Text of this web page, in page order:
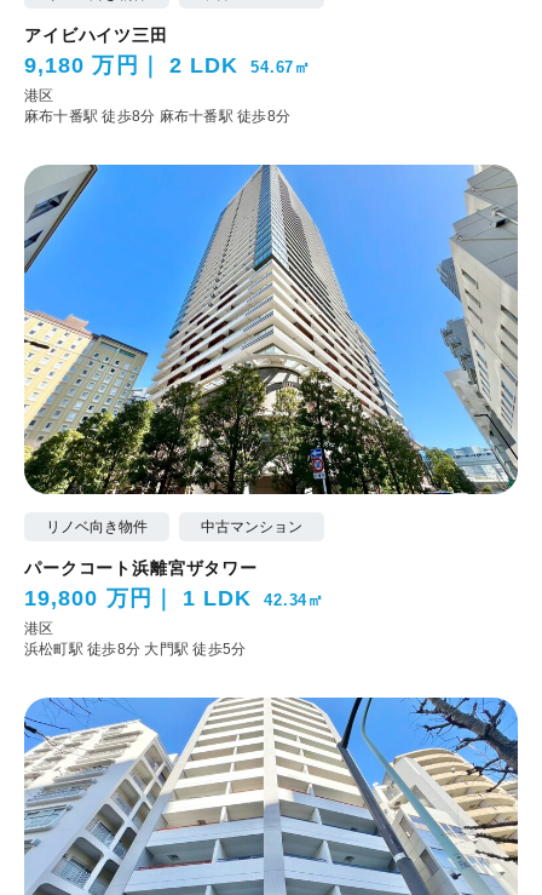
アイビハイツ三田
9,180 万円 2 LDK 54.67㎡
港区
麻布十番駅 徒歩8分 麻布十番駅 徒歩8分
リノベ向き物件 中古マンション
パークコート浜離宮ザタワー
19,800 万円 1 LDK 42.34㎡
港区
浜松町駅 徒歩8分 大門駅 徒歩5分